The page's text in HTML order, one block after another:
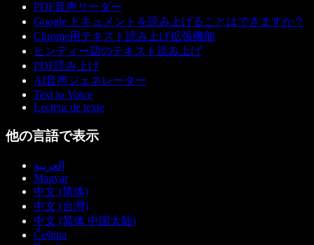
PDF音声リーダー
Google ドキュメントを読み上げることはできますか？
Chrome用テキスト読み上げ拡張機能
ヒンディー語のテキスト読み上げ
PDF読み上げ
AI音声ジェネレーター
Text to Voice
Lecteur de texte
他の言語で表示
العربية
Magyar
中文 (简体)
中文 (台灣)
中文 (简体 中国大陆)
Čeština